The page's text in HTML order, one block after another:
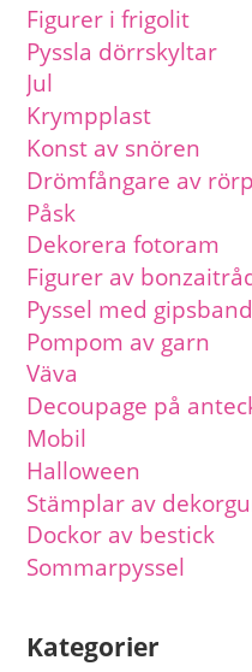
Figurer i frigolit
Pyssla dörrskyltar
Jul
Krympplast
Konst av snören
Drömfångare av
Påsk
Dekorera fotoram
Figurer av
Pyssel med
Pompom av garn
Väva
Decoupage på
Mobil
Halloween
Stämplar av
Dockor av bestick
Sommarpyssel
Kategorier